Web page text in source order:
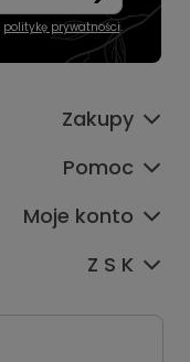
politykę prywatności.
Zakupy
Pomoc
Moje konto
Z S K